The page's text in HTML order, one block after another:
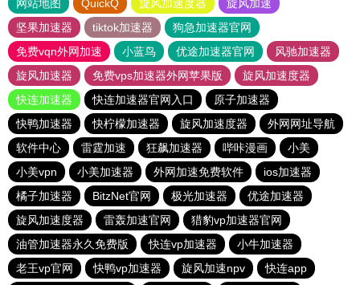
网站地图 QuickQ 旋风加速度器
旋风加速
坚果加速器
tiktok加速器
狗急加速器官网
免费vqn外网加速
小蓝鸟 优途加速器官网
风驰加速器
旋风加速器
免费vps加速器外网苹果版
旋风加速度器
快连加速器
快连加速器官网入口
原子加速器
快鸭加速器
快柠檬加速器 旋风加速度器
外网网址导航
软件中心
雷霆加速 狂飙加速器 哔咔漫画
小美
小美vpn
小美加速器 外网加速免费软件
ios加速器
橘子加速器
BitzNet官网 极光加速器
优途加速器
旋风加速度器
雷轰加速官网
猎豹vp加速器官网
油管加速器永久免费版
快连vp加速器
小牛加速器
老王vp官网
快鸭vp加速器 旋风加速npv
快连app